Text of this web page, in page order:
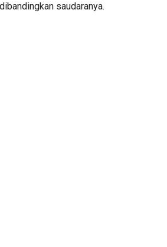
saudaranya.